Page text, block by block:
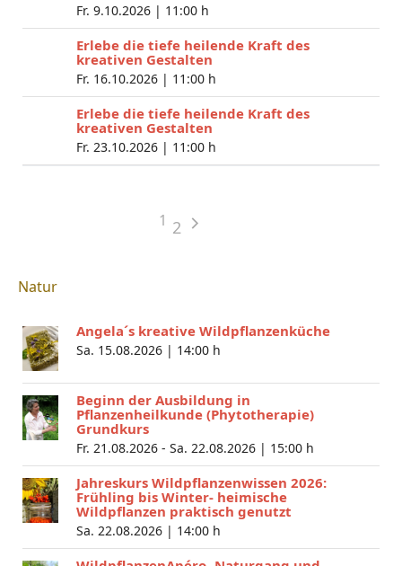
Fr. 9.10.2026 | 11:00 h
Erlebe die tiefe heilende Kraft des
kreativen Gestalten
Fr. 16.10.2026 | 11:00 h
Erlebe die tiefe heilende Kraft des
kreativen Gestalten
Fr. 23.10.2026 | 11:00 h
1 2
Natur
Angela´s kreative Wildpflanzenküche
Sa. 15.08.2026 | 14:00 h
Beginn der Ausbildung in
Pflanzenheilkunde (Phytotherapie)
Grundkurs
Fr. 21.08.2026 - Sa. 22.08.2026 | 15:00 h
Jahreskurs Wildpflanzenwissen 2026:
Frühling bis Winter- heimische
Wildpflanzen praktisch genutzt
Sa. 22.08.2026 | 14:00 h